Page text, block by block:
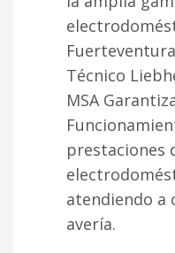
Técnico
MSA
prestaciones
atendiendo a
avería.